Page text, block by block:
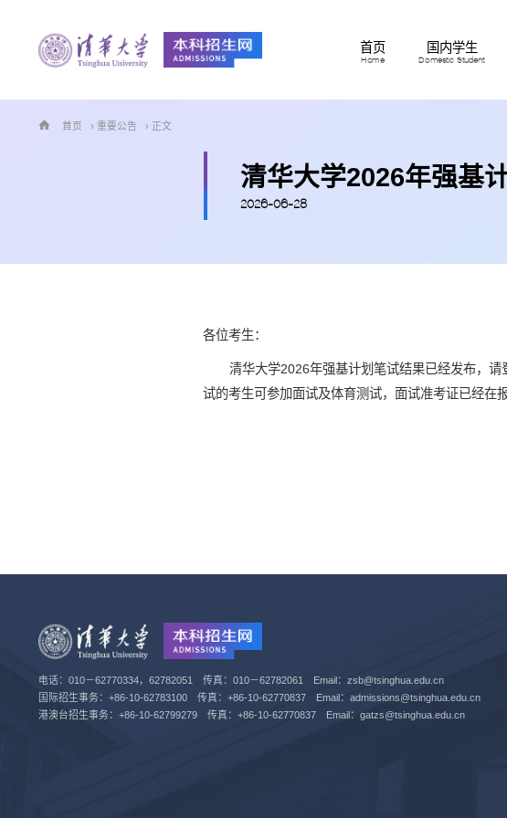
首页
Home
国内学生
Domestic Student
首页 › 重要公告 › 正文
清华大学2026年强基
2026-06-28
各位考生：
清华大学2026年强基计划笔试结果已经发布，
试的考生可参加面试及体育测试，面试准考证已经在
电话：010－62770334，62782051 传真：010－62782061 Email：zsb@tsinghua.edu.cn
国际招生事务：+86-10-62783100 传真：+86-10-62770837 Email：admissions@tsinghua.edu.cn
港澳台招生事务：+86-10-62799279 传真：+86-10-62770837 Email：gatzs@tsinghua.edu.cn